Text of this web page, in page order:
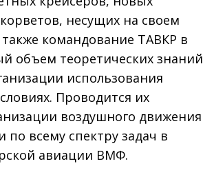
несущих на своем
командование ТАВКР в
объем теоретических знаний
использования
Проводится их
воздушного движения
всему спектру задач в
авиации ВМФ.